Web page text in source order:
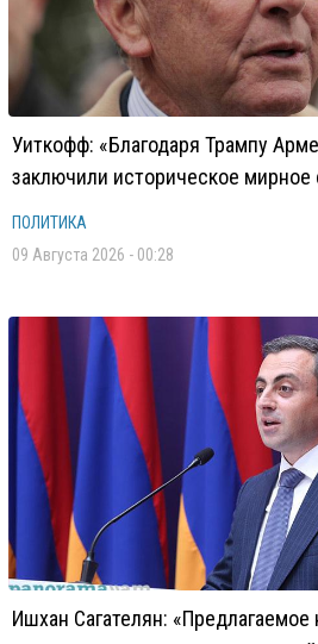
Уиткофф: «Благодаря Трампу
заключили историческое мирное
ПОЛИТИКА
09 Августа 2026 - 00:28
Ишхан Сагателян: